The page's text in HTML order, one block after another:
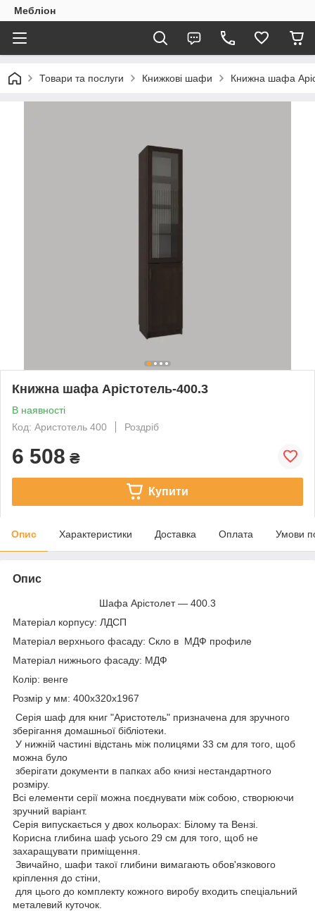
Мебліон
Товари та послуги Книжкові шафи Книжна шафа
Книжна шафа Арістотель-400.3
В наявності
Код: Аристотель 400
Роздріб
6 508 ₴
Купити
Опис Характеристики Доставка Оплата Умови
Опис
Шафа Арістолет — 400.3
Матеріал корпусу: ЛДСП
Матеріал верхнього фасаду: Скло в МДФ профиле
Матеріал нижнього фасаду: МДФ
Колір: венге
Розмір у мм: 400х320х1967
Серія шаф для книг "Аристотель" призначена для зручного
зберігання домашньої бібліотеки.
У нижній частині відстань між полицями 33 см для того, щоб
можна було
зберігати документи в папках або книзі нестандартного
розміру.
Всі елементи серії можна поєднувати між собою, створюючи
зручний варіант.
Серія випускається у двох кольорах: Білому та Вензі.
Корисна глибина шаф усього 29 см для того, щоб не
захаращувати приміщення.
Звичайно, шафи такої глибини вимагають обов'язкового
кріплення до стіни,
для цього до комплекту кожного виробу входить спеціальний
металевий куточок.